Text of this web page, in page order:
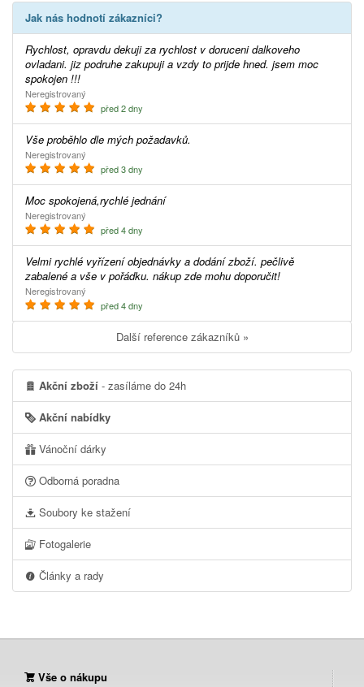
Jak nás hodnotí zákazníci?
Rychlost, opravdu dekuji za rychlost v doruceni dalkoveho
ovladani. jiz podruhe zakupuji a vzdy to prijde hned. jsem moc
spokojen !!!
Neregistrovaný
před 2 dny
Vše proběhlo dle mých požadavků.
Neregistrovaný
před 3 dny
Moc spokojená,rychlé jednání
Neregistrovaný
před 4 dny
Velmi rychlé vyřízení objednávky a dodání zboží. pečlivě
zabalené a vše v pořádku. nákup zde mohu doporučit!
Neregistrovaný
před 4 dny
Další reference zákazníků »
Akční zboží - zasíláme do 24h
Akční nabídky
Vánoční dárky
Odborná poradna
Soubory ke stažení
Fotogalerie
Články a rady
Vše o nákupu